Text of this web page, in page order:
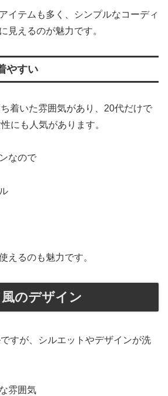
イテムも多く、シンプルなコーディ
見えるのが魅力です。
やすい
着いた雰囲気があり、20代だけで
にも人気があります。
なので
えるのも魅力です。
のデザイン
すが、シルエットやデザインが洗
雰囲気